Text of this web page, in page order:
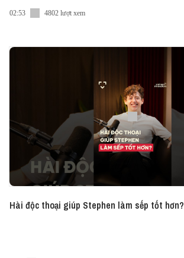
02:53 4802 lượt xem
Hài độc thoại giúp Stephen làm sếp tốt hơn?